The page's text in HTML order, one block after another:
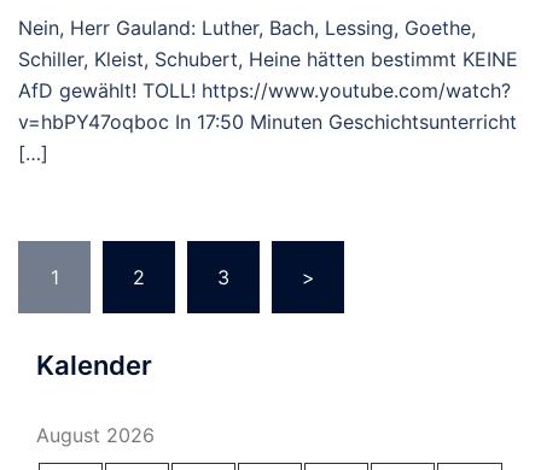
Nein, Herr Gauland: Luther, Bach, Lessing, Goethe,
Schiller, Kleist, Schubert, Heine hätten bestimmt KEINE
AfD gewählt! TOLL! https://www.youtube.com/watch?
v=hbPY47oqboc In 17:50 Minuten Geschichtsunterricht
[…]
der
Beiträge
1 2 3 >
Kalender
August 2026